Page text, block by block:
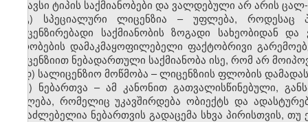
მსგავსი ტიპის საქმიანობები და ვალდებული არ არის
გ) სპეციალური ლიცენზია – უფლება, როდესაც
ლიცენზირებადი საქმიანობის ზოგადი სახეობიდან
პირობების დამაკმაყოფილებელი ფაქტობრივი
ლიცენზიით ნებადართული საქმიანობა ისე, რომ არ
დ) სალიცენზიო მოწმობა – ლიცენზიის ფლობის
ე) ნებართვა – ამ კანონით გათვალისწინებული,
უფლება, რომელიც უკავშირდება ობიექტს და
შესაძლებელია ნებართვის გადაცემა სხვა პირისთვის,